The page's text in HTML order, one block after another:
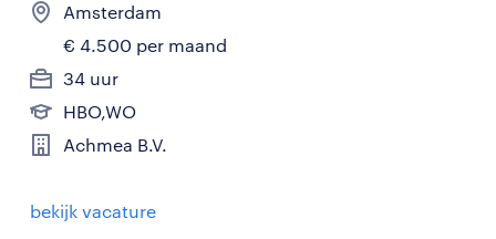
Amsterdam
€ 4.500 per maand
34 uur
HBO,WO
Achmea B.V.
bekijk vacature